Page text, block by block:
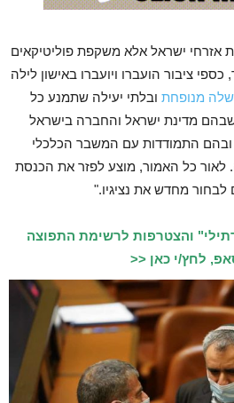
אזרחי ישראל אלא משקפת פוליטיקאים
ציבור הועברו ויועברו באישון לילה
מנופחת ובלתי יעילה שתמנע כל
שבהם מדינת ישראל והחברה בישראל
ובהם התמודדות עם המשבר הכלכלי
לאור כל האמור, מוצע לפזר את הכנסת
מחדש את נציגיו."
והצטרפות לרשימת התפוצה
לחץ/י כאן <<